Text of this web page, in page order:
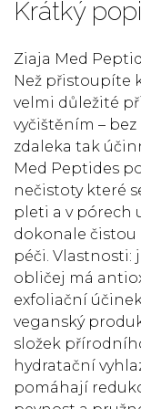
Krátký
Ziaja Med
Než přistoupíte
velmi důležité
vyčištěním –
zdaleka tak
Med Peptides
nečistoty které
pleti a v pórech
dokonale čistou
péči. Vlastnosti:
obličej má
exfoliační
veganský
složek
hydratační
pomáhají